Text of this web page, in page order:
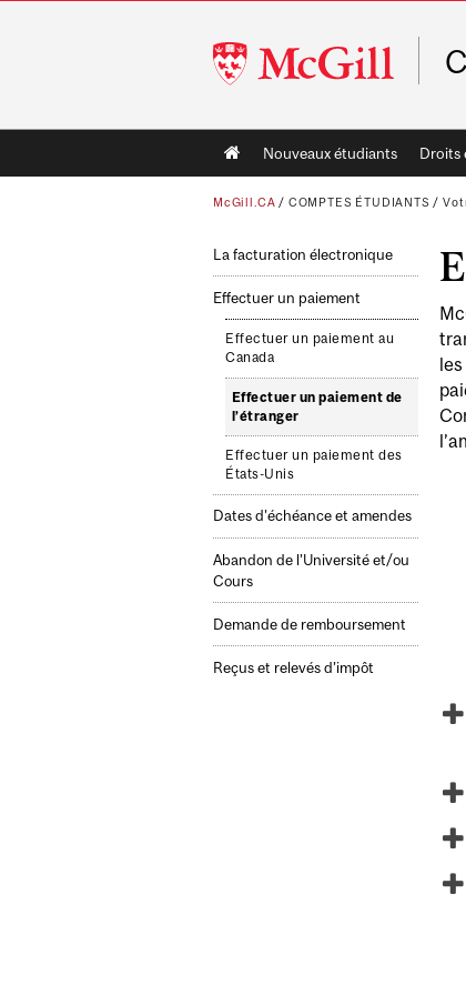
McGill
University
Main
navigation
Nouveaux étudiants Droits
McGill.CA / COMPTES ÉTUDIANTS /
La facturation électronique
Effectuer un paiement
Effectuer un paiement au
Canada
Effectuer un paiement de
l’étranger
Effectuer un paiement des
États-Unis
Dates d’échéance et amendes
Abandon de l’Université et/ou
Cours
Demande de remboursement
Reçus et relevés d’impôt